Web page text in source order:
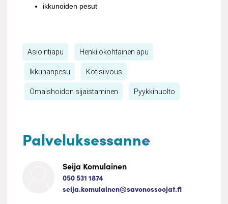
ikkunoiden pesut
Asiointiapu Henkilökohtainen apu
Ikkunanpesu Kotisiivous
Omaishoidon sijaistaminen Pyykkihuolto
Palveluksessanne
Seija Komulainen
050 531 1874
seija.komulainen@savonossoojat.fi